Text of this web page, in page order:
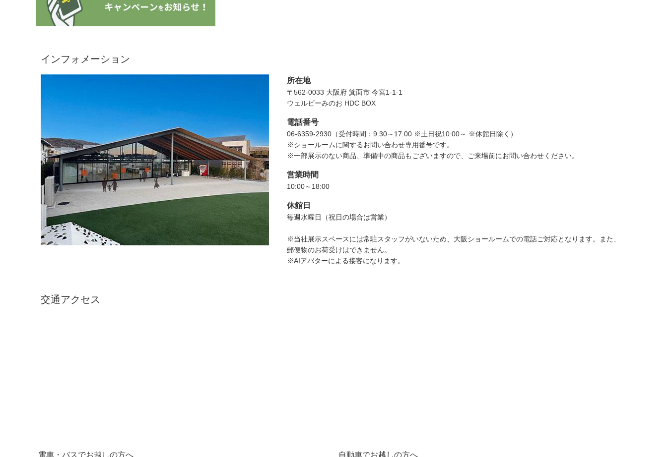
インフォメーション
所在地
〒562-0033 大阪府 箕面市 今宮1-1-1
ウェルビーみのお HDC BOX
電話番号
06-6359-2930（受付時間：9:30～17:00 ※土日祝10:00～ ※休館日除く）
※ショールームに関するお問い合わせ専用番号です。
※一部展示のない商品、準備中の商品もございますので、ご来場前にお問い合わせください。
営業時間
10:00～18:00
休館日
毎週水曜日（祝日の場合は営業）
※当社展示スペースには常駐スタッフがいないため、大阪ショールームでの電話ご対応となります。また、
郵便物のお荷受けはできません。
※AIアバターによる接客になります。
交通アクセス
電車・バスでお越しの方へ 自動車でお越しの方へ